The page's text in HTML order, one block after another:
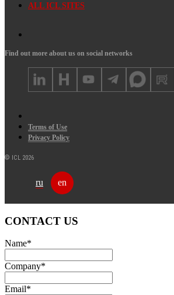
ALL ICL SITES
Find out more about us on social networks
Terms of Use
Privacy Policy
© ICL 2026
ru en
CONTACT US
Name*
Company*
Email*